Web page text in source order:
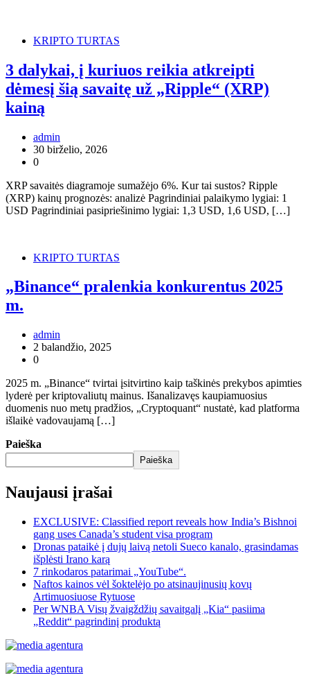
KRIPTO TURTAS
3 dalykai, į kuriuos reikia atkreipti
dėmesį šią savaitę už „Ripple“ (XRP)
kainą
admin
30 birželio, 2026
0
XRP savaitės diagramoje sumažėjo 6%. Kur tai sustos? Ripple
(XRP) kainų prognozės: analizė Pagrindiniai palaikymo lygiai: 1
USD Pagrindiniai pasipriešinimo lygiai: 1,3 USD, 1,6 USD, […]
KRIPTO TURTAS
„Binance“ pralenkia konkurentus 2025
m.
admin
2 balandžio, 2025
0
2025 m. „Binance“ tvirtai įsitvirtino kaip taškinės prekybos apimties
lyderė per kriptovaliutų mainus. Išanalizavęs kaupiamuosius
duomenis nuo metų pradžios, „Cryptoquant“ nustatė, kad platforma
išlaikė vadovaujamą […]
Paieška
Paieška
Naujausi įrašai
EXCLUSIVE: Classified report reveals how India’s Bishnoi
gang uses Canada’s student visa program
Dronas pataikė į dujų laivą netoli Sueco kanalo, grasindamas
išplėsti Irano karą
7 rinkodaros patarimai „YouTube“.
Naftos kainos vėl šoktelėjo po atsinaujinusių kovų
Artimuosiuose Rytuose
Per WNBA Visų žvaigždžių savaitgalį „Kia“ pasiima
„Reddit“ pagrindinį produktą